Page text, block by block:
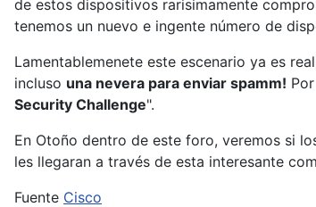
de estos dispositivos rarisimamente
tenemos un nuevo e ingente número de
Lamentablemenete este escenario ya es
incluso una nevera para enviar spamm!
Security Challenge".
En Otoño dentro de este foro, veremos si
les llegaran a través de esta interesante
Fuente Cisco